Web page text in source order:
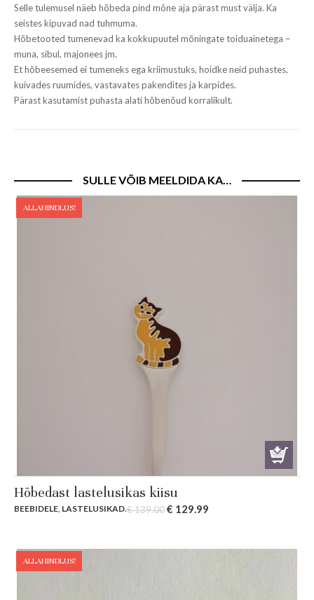
Selle tulemusel näeb hõbeda pind mõne aja pärast must välja. Ka
seistes kipuvad nad tuhmuma.
Hõbetooted tumenevad ka kokkupuutel mõningate toiduainetega –
muna, sibul, majonees jm.
Et hõbeesemed ei tumeneks ega kriimustuks, hoidke neid puhastes,
kuivades ruumides, vastavates pakendites ja karpides.
Pärast kasutamist puhasta alati hõbenõud korralikult.
SULLE VÕIB MEELDIDA KA…
ALLAHINDLUS!
Hõbedast lastelusikas kiisu
BEEBIDELE, LASTELUSIKAD.€139.00Original
€ 129.99
ALLAHINDLUS!